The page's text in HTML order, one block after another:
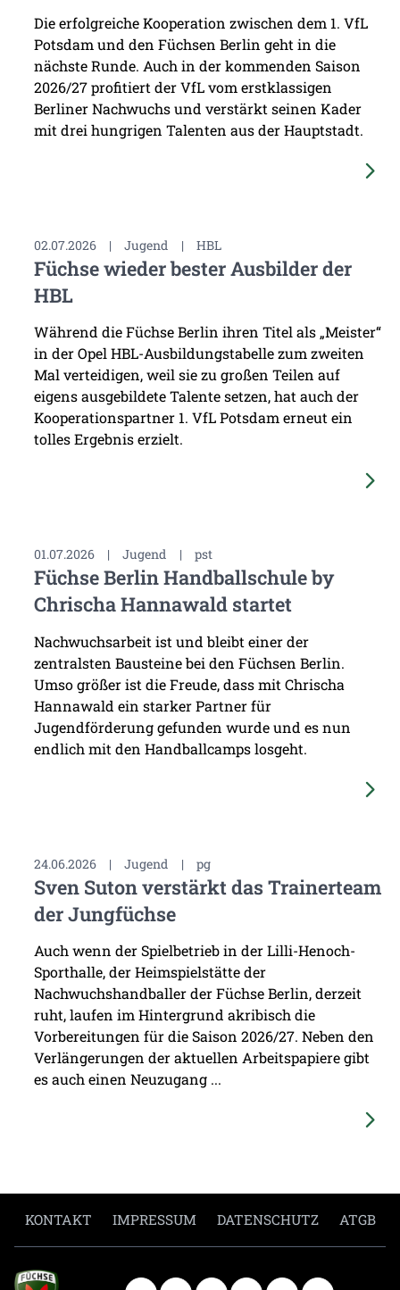
Die erfolgreiche Kooperation zwischen dem 1. VfL
Potsdam und den Füchsen Berlin geht in die
nächste Runde. Auch in der kommenden Saison
2026/27 profitiert der VfL vom erstklassigen
Berliner Nachwuchs und verstärkt seinen Kader
mit drei hungrigen Talenten aus der Hauptstadt.
02.07.2026 | Jugend | HBL
Füchse wieder bester Ausbilder der
HBL
Während die Füchse Berlin ihren Titel als „Meister“
in der Opel HBL-Ausbildungstabelle zum zweiten
Mal verteidigen, weil sie zu großen Teilen auf
eigens ausgebildete Talente setzen, hat auch der
Kooperationspartner 1. VfL Potsdam erneut ein
tolles Ergebnis erzielt.
01.07.2026 | Jugend | pst
Füchse Berlin Handballschule by
Chrischa Hannawald startet
Nachwuchsarbeit ist und bleibt einer der
zentralsten Bausteine bei den Füchsen Berlin.
Umso größer ist die Freude, dass mit Chrischa
Hannawald ein starker Partner für
Jugendförderung gefunden wurde und es nun
endlich mit den Handballcamps losgeht.
24.06.2026 | Jugend | pg
Sven Suton verstärkt das Trainerteam
der Jungfüchse
Auch wenn der Spielbetrieb in der Lilli-Henoch-
Sporthalle, der Heimspielstätte der
Nachwuchshandballer der Füchse Berlin, derzeit
ruht, laufen im Hintergrund akribisch die
Vorbereitungen für die Saison 2026/27. Neben den
Verlängerungen der aktuellen Arbeitspapiere gibt
es auch einen Neuzugang ...
KONTAKT IMPRESSUM DATENSCHUTZ ATGB